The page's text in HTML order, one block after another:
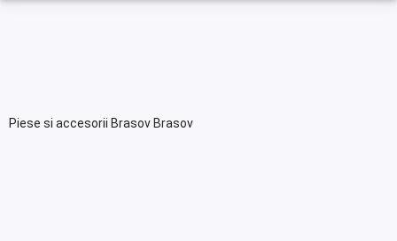
Piese si accesorii Brasov Brasov